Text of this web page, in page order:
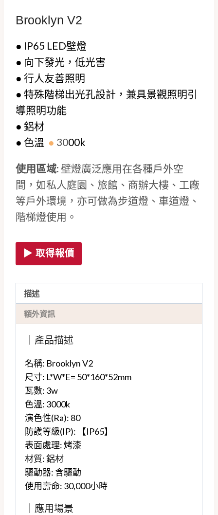
Brooklyn V2
● IP65 LED壁燈
● 向下發光，低光害
● 行人友善照明
● 特殊階梯出光孔設計，兼具景觀照明引
導照明功能
● 鋁材
● 色溫 ● 3000k
使用區域: 壁燈廣泛應用在各種戶外空
間，如私人庭園、旅館、商辦大樓、工廠
等戶外環境，亦可做為步道燈、車道燈、
階梯燈使用。
▶ 取得報價
描述
額外資訊
｜產品描述
名稱: Brooklyn V2
尺寸: L*W*E= 50*160*52mm
瓦數: 3w
色溫: 3000k
演色性(Ra): 80
防護等級(IP): 【IP65】
表面處理: 烤漆
材質: 鋁材
驅動器: 含驅動
使用壽命: 30,000小時
｜應用場景